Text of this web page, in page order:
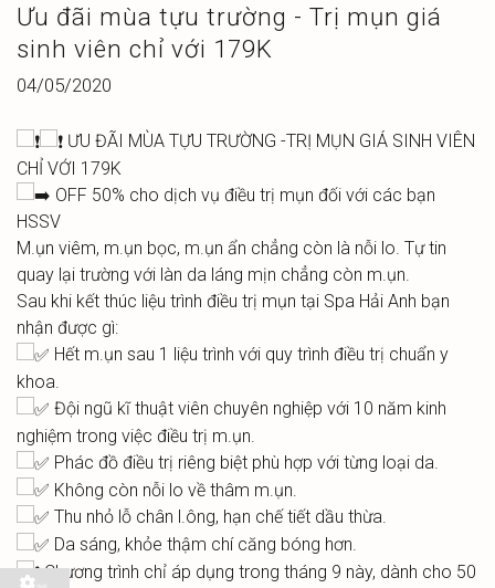
Ưu đãi mùa tựu trường - Trị mụn giá
sinh viên chỉ với 179K
04/05/2020
ƯU ĐÃI MÙA TỰU TRƯỜNG -TRỊ MỤN GIÁ SINH VIÊN
CHỈ VỚI 179K
OFF 50% cho dịch vụ điều trị mụn đối với các bạn
HSSV
M.ụn viêm, m.ụn bọc, m.ụn ẩn chẳng còn là nỗi lo. Tự tin
quay lại trường với làn da láng mịn chẳng còn m.ụn.
Sau khi kết thúc liệu trình điều trị mụn tại Spa Hải Anh bạn
nhận được gì:
Hết m.ụn sau 1 liệu trình với quy trình điều trị chuẩn y
khoa.
Đội ngũ kĩ thuật viên chuyên nghiệp với 10 năm kinh
nghiệm trong việc điều trị m.ụn.
Phác đồ điều trị riêng biệt phù hợp với từng loại da.
Không còn nỗi lo về thâm m.ụn.
Thu nhỏ lỗ chân l.ông, hạn chế tiết dầu thừa.
Da sáng, khỏe thậm chí căng bóng hơn.
Chương trình chỉ áp dụng trong tháng 9 này, dành cho 50